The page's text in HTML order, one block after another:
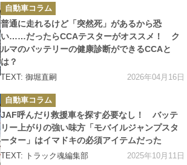
カ
テ
ゴ
リ
ー
自動車コラム
普通に走れるけど「突然死」があるから恐
い……だったらCCAテスターがオススメ！ ク
ルマのバッテリーの健康診断ができるCCAと
は？
TEXT: 御堀直嗣 2026年04月16日
カ
テ
ゴ
リ
ー
自動車コラム
JAF呼んだり救援車を探す必要なし！ バッテ
リー上がりの強い味方「モバイルジャンプスタ
ーター」はイマドキの必須アイテムだった
TEXT: トラック魂編集部 2025年10月11日